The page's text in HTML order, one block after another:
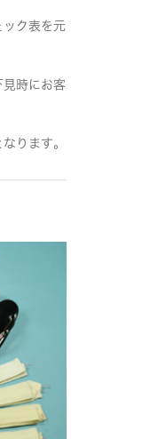
ク表を元
時にお客
ります。